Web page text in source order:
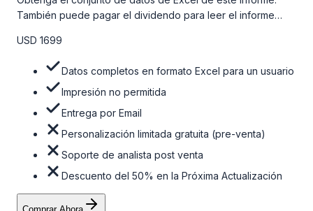
También puede pagar el dividendo para leer el informe
la tabla de precios a continuación.
USD 1699
Datos completos en formato Excel para un usuario
Impresión no permitida
Entrega por Email
Personalización limitada gratuita (pre-venta)
Soporte de analista post venta
Descuento del 50% en la Próxima Actualización